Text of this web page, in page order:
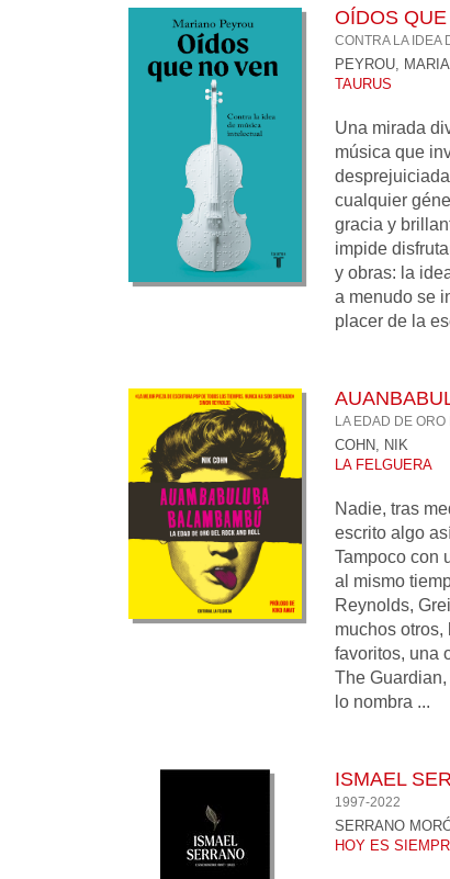
OÍDOS
CONTRA LA IDEA
PEYROU,
TAURUS
Una mirada
música que
cualquier
gracia y
impide
y obras: la
a menudo se
placer de la
LA EDAD DE ORO
COHN, NIK
LA FELGUERA
Nadie, tras
escrito algo
Tampoco con
al mismo
Reynolds,
muchos
favoritos, una
The
lo nombra ...
ISMAEL
1997-2022
SERRANO
HOY ES